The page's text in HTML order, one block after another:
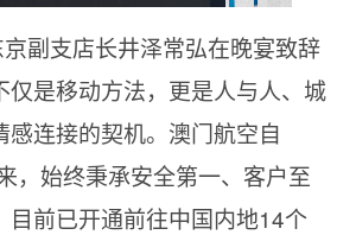
副支店长井泽常弘在晚宴致辞
仅是移动方法，更是人与人、城
感连接的契机。澳门航空自
，始终秉承安全第一、客户至
目前已开通前往中国内地14个